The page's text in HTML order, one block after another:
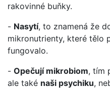
rakovinné buňky.
- Nasytí, to znamená že
mikronutrienty, které tělo
fungovalo.
- Opečují mikrobiom, tím
ale také naši psychiku,